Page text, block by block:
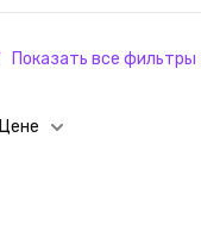
Показать все фильтры
Цене